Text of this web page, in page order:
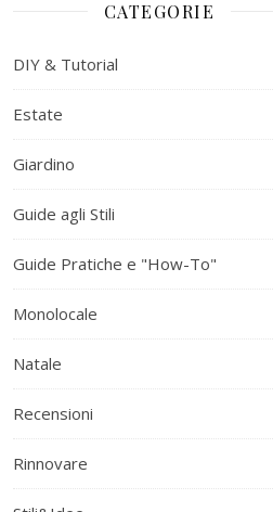
CATEGORIE
DIY & Tutorial
Estate
Giardino
Guide agli Stili
Guide Pratiche e "How-To"
Monolocale
Natale
Recensioni
Rinnovare